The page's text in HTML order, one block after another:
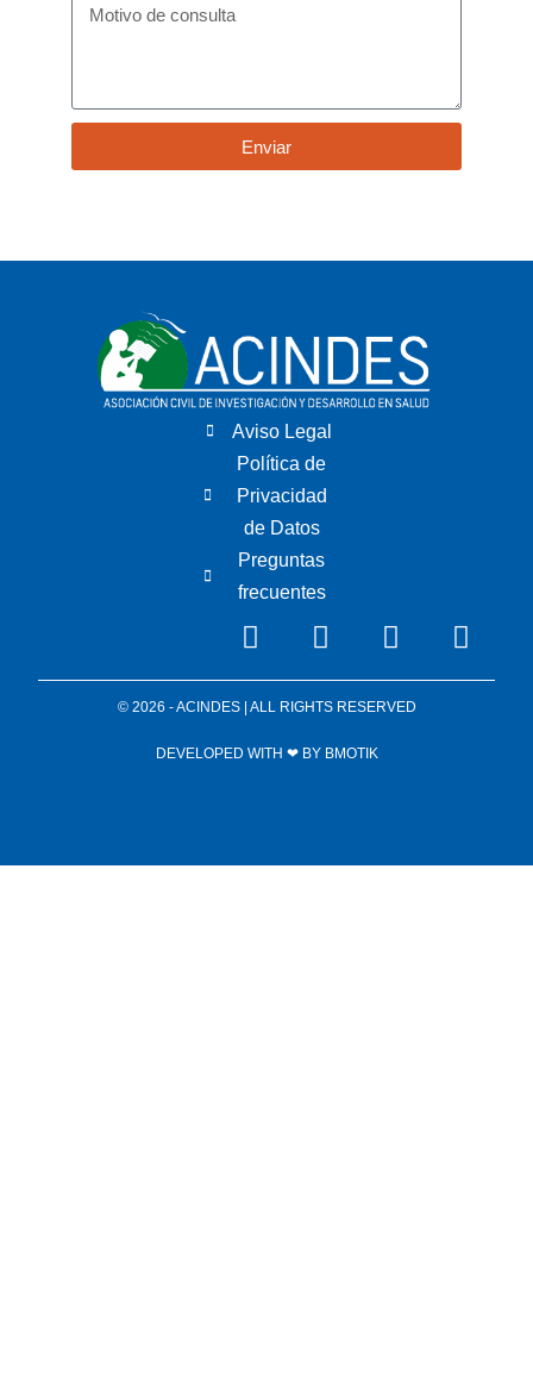
Enviar
Aviso Legal
Política de
Privacidad
de Datos
Preguntas
frecuentes
© 2026 - ACINDES | ALL RIGHTS RESERVED
DEVELOPED WITH ❤ BY BMOTIK